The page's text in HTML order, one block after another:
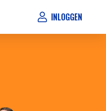
INLOGGEN